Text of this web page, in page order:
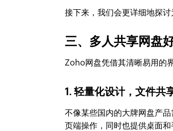
接下来，我们会更详细地探
三、多人共享网盘
Zoho网盘凭借其清晰易用的
1. 轻量化设计，文件共
不像某些国内的大牌网盘产
页端操作，同时也提供桌面